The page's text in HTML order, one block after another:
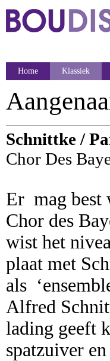
Home Klassiek
Schnittke /
Chor Des
Er mag best
Chor des
wist het
plaat met
als
Alfred
lading geeft
spatzuiver